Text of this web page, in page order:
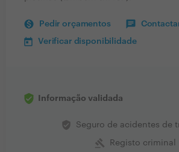
Pedir orçamentos
Verificar disponibilidade
Informação validada
verified_user Seguro de acidentes de
gavel Registo criminal